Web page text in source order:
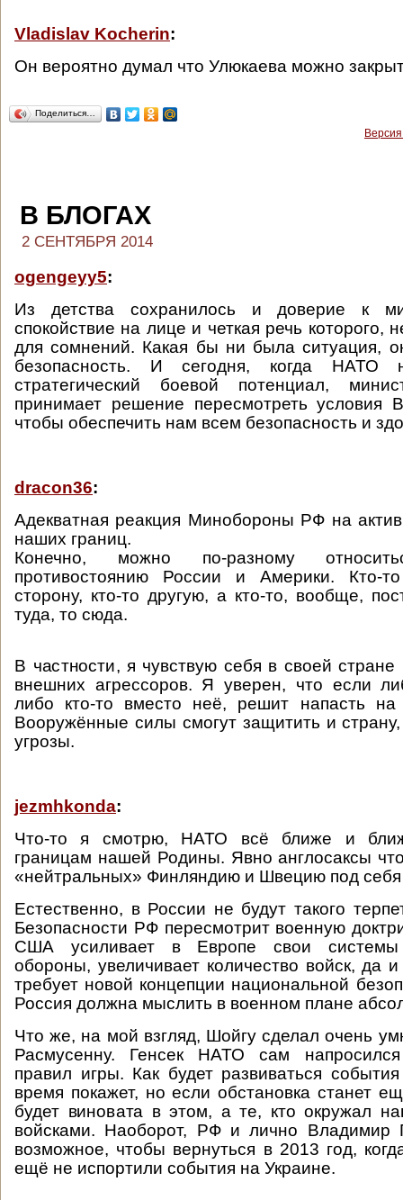
Vladislav Kocherin:
Он вероятно думал что Улюкаева можно
Поделиться…
В БЛОГАХ
2 СЕНТЯБРЯ 2014
ogengeyy5:
Из детства сохранилось и доверие к
спокойствие на лице и четкая речь которого,
для сомнений. Какая бы ни была ситуация,
безопасность. И сегодня, когда НАТО
стратегический боевой потенциал,
принимает решение пересмотреть условия
чтобы обеспечить нам всем безопасность и
dracon36:
Адекватная реакция Минобороны РФ на
наших границ.
Конечно, можно по-разному
противостоянию России и Америки. Кто-
сторону, кто-то другую, а кто-то, вообще,
туда, то сюда.
В частности, я чувствую себя в своей стране
внешних агрессоров. Я уверен, что если
либо кто-то вместо неё, решит напасть
Вооружённые силы смогут защитить и
угрозы.
jezmhkonda:
Что-то я смотрю, НАТО всё ближе и
границам нашей Родины. Явно англосаксы
«нейтральных» Финляндию и Швецию под
Естественно, в России не будут такого
Безопасности РФ пересмотрит военную
США усиливает в Европе свои системы
обороны, увеличивает количество войск, да
требует новой концепции национальной
Россия должна мыслить в военном плане
Что же, на мой взгляд, Шойгу сделал очень
Расмусенну. Генсек НАТО сам
правил игры. Как будет развиваться
время покажет, но если обстановка станет
будет виновата в этом, а те, кто окружал
войсками. Наоборот, РФ и лично Владимир
возможное, чтобы вернуться в 2013 год,
ещё не испортили события на Украине.